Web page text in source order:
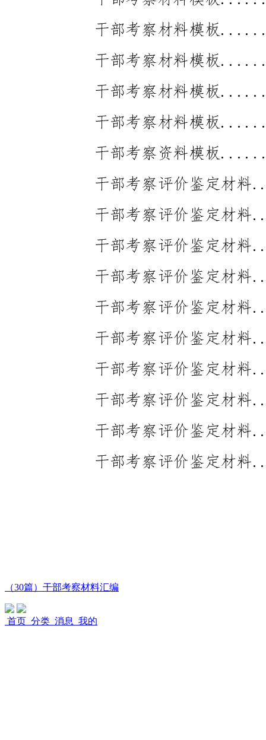
（30篇）干部考察材料汇编
首页 分类 消息 我的